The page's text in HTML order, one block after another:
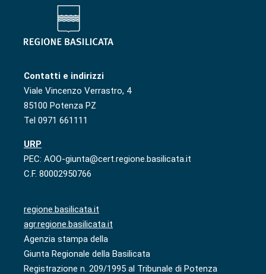
Contatti e indirizzi
Viale Vincenzo Verrastro, 4
85100 Potenza PZ
Tel 0971 661111
URP
PEC: AOO-giunta@cert.regione.basilicata.it
C.F. 80002950766
regione.basilicata.it
agr.regione.basilicata.it
Agenzia stampa della
Giunta Regionale della Basilicata
Registrazione n. 209/1995 al Tribunale di Potenza